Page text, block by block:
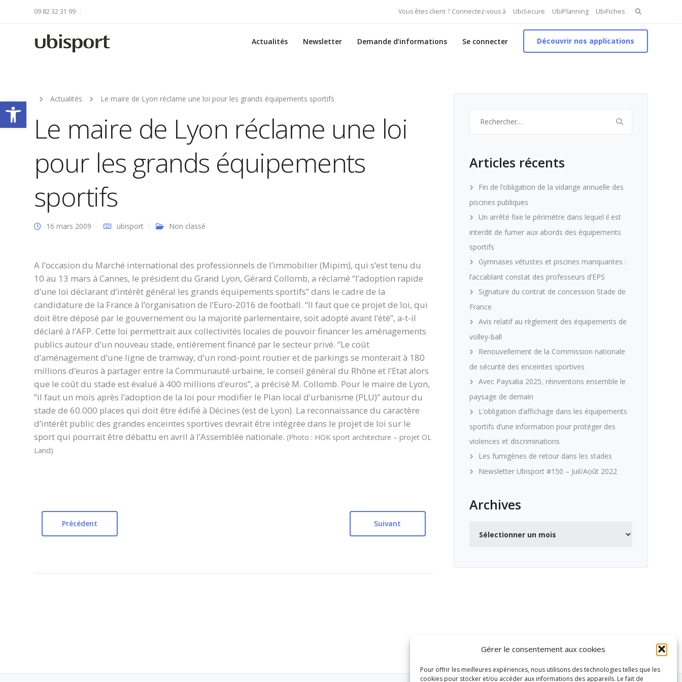
Ouvrir la barre d’outils
Gérer le consentement aux cookies
Pour offrir les meilleures expériences, nous utilisons des technologies telles que les
cookies pour stocker et/ou accéder aux informations des appareils. Le fait de
Vous êtes client ? Connectez-vous à UbiSecure UbiPlanning UbiFiches Search
for:
09 82 32 31 99
Actualités Newsletter Demande d’informations Se connecter Découvrir nos applications
Actualités Le maire de Lyon réclame une loi pour les grands équipements sportifs
Le maire de Lyon réclame une loi
pour les grands équipements
sportifs
16 mars 2009 ubisport Non classé
A l’occasion du Marché international des professionnels de l’immobilier (Mipim), qui s’est tenu du
10 au 13 mars à Cannes, le président du Grand Lyon, Gérard Collomb, a réclamé ‘’l’adoption rapide
d’une loi déclarant d’intérêt général les grands équipements sportifs’’ dans le cadre de la
candidature de la France à l’organisation de l’Euro-2016 de football. ‘’Il faut que ce projet de loi, qui
doit être déposé par le gouvernement ou la majorité parlementaire, soit adopté avant l’été’’, a-t-il
déclaré à l’AFP. Cette loi permettrait aux collectivités locales de pouvoir financer les aménagements
publics autour d’un nouveau stade, entièrement financé par le secteur privé. ‘’Le coût
d’aménagement d’une ligne de tramway, d’un rond-point routier et de parkings se monterait à 180
millions d’euros à partager entre la Communauté urbaine, le conseil général du Rhône et l’Etat alors
que le coût du stade est évalué à 400 millions d’euros’’, a précisé M. Collomb. Pour le maire de Lyon,
‘’il faut un mois après l’adoption de la loi pour modifier le Plan local d’urbanisme (PLU)’’ autour du
stade de 60.000 places qui doit être édifié à Décines (est de Lyon). La reconnaissance du caractère
d’intérêt public des grandes enceintes sportives devrait être intégrée dans le projet de loi sur le
sport qui pourrait être débattu en avril à l’Assemblée nationale. (Photo : HOK sport architecture – projet OL
Land)
Précédent Suivant
Articles récents
Fin de l’obligation de la vidange annuelle des
piscines publiques
Un arrêté fixe le périmètre dans lequel il est
interdit de fumer aux abords des équipements
sportifs
Gymnases vétustes et piscines manquantes :
l’accablant constat des professeurs d’EPS
Signature du contrat de concession Stade de
France
Avis relatif au règlement des équipements de
volley-ball
Renouvellement de la Commission nationale
de sécurité des enceintes sportives
Avec Paysalia 2025, réinventons ensemble le
paysage de demain
L’obligation d’affichage dans les équipements
sportifs d’une information pour protéger des
violences et discriminations
Les fumigènes de retour dans les stades
Newsletter Ubisport #150 – Juil/Août 2022
Archives